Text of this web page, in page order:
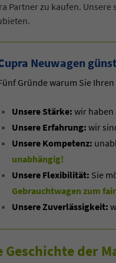
Partner zu kaufen.
Neuwagen
Gründe warum Sie
Unsere Stärke: wir haben
Unsere Erfahrung: wir
Unsere Kompetenz:
unabhängig!
Unsere Flexibilität: Sie
Gebrauchtwagen zum
Unsere Zuverlässigkeit:
Geschichte der